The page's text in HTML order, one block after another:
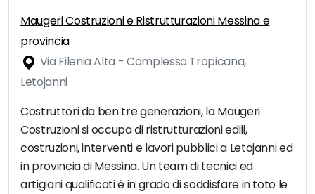
Maugeri Costruzioni e Ristrutturazioni Messina e
provincia
Via Filenia Alta - Complesso Tropicana,
Letojanni
Costruttori da ben tre generazioni, la Maugeri
Costruzioni si occupa di ristrutturazioni edili,
costruzioni, interventi e lavori pubblici a Letojanni ed
in provincia di Messina. Un team di tecnici ed
artigiani qualificati è in grado di soddisfare in toto le